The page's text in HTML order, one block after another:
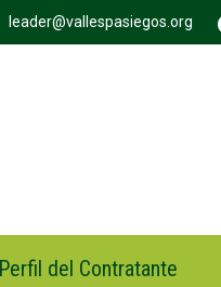
leader@vallespasiegos.org
Perfil del Contratante